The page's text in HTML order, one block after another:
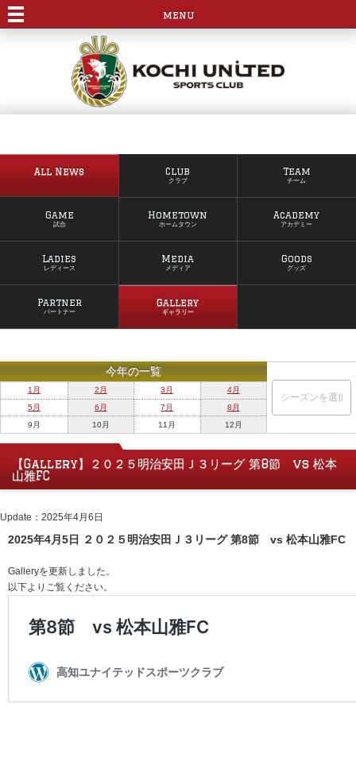
menu
All News Club
クラブ
Team
チーム
Game
試合
Hometown
ホームタウン
Academy
アカデミー
Ladies
レディース
Media
メディア
Goods
グッズ
Partner
パートナー
Gallery
ギャラリー
今年の一覧
1月 2月 3月
4月
5月
6月 7月
8月
9月
10月 11月 12月
【Gallery】２０２５明治安田Ｊ３リーグ 第8節 vs 松本
山雅FC
Update：2025年4月6日
2025年4月5日 ２０２５明治安田Ｊ３リーグ 第8節 vs 松本山雅FC
Galleryを更新しました。
以下よりご覧ください。